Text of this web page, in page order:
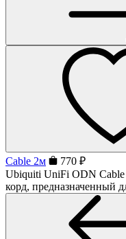
Cable 2м
770 ₽
Ubiquiti UniFi ODN Cable
корд, предназначенный